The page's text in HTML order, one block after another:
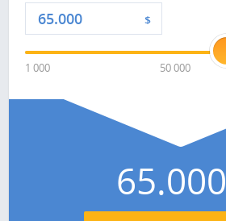
$
1 000 50 000
65.000